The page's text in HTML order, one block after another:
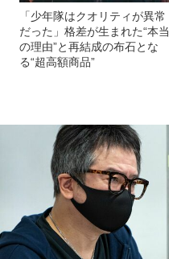
「少年隊はクオリティが異常
だった」格差が生まれた“本当
の理由”と再結成の布石とな
る“超高額商品”